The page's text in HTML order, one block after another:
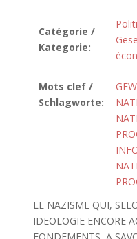
Catégorie /
Kategorie:
Mots clef /
Schlagworte:
LE NAZISME QUI,
IDEOLOGIE ENCORE